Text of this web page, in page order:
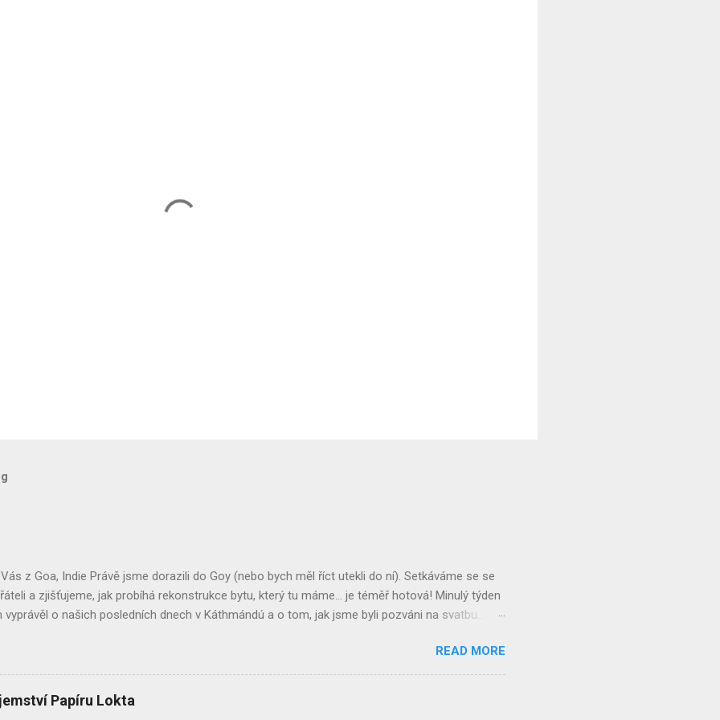
z Goa, Indie Právě jsme dorazili do Goy (nebo bych měl říct utekli do ní). Setkáváme se se
a zjišťujeme, jak probíhá rekonstrukce bytu, který tu máme... je téměř hotová! Minulý týden
vyprávěl o našich posledních dnech v Káthmándú a o tom, jak jsme byli pozváni na svatbu... a
pár dní na Jarním veletrhu, obrovském veletrhu, kde vystavují indičtí exportéři. Obvykle bylo
bylo strašně prázdno... a velmi, velmi horko! Tady je Toni ze Španělska a za ním náš
– pan Chatterjee. Nebylo to jen horko, co bylo v Dillí kruté... dovolte mi to vysvětlit... Na
vedle hal se nachází hotel, většinou předem rezervovaný obchodníky, a pan Chatterjee nám
READ MORE
Papíru Lokta